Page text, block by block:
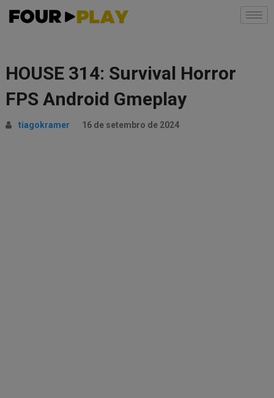
HOUSE 314: Survival Horror
FPS Android Gmeplay
tiagokramer 16 de setembro de 2024